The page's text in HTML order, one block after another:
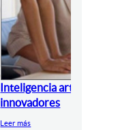
Inteligencia artificial
innovadores
Leer más